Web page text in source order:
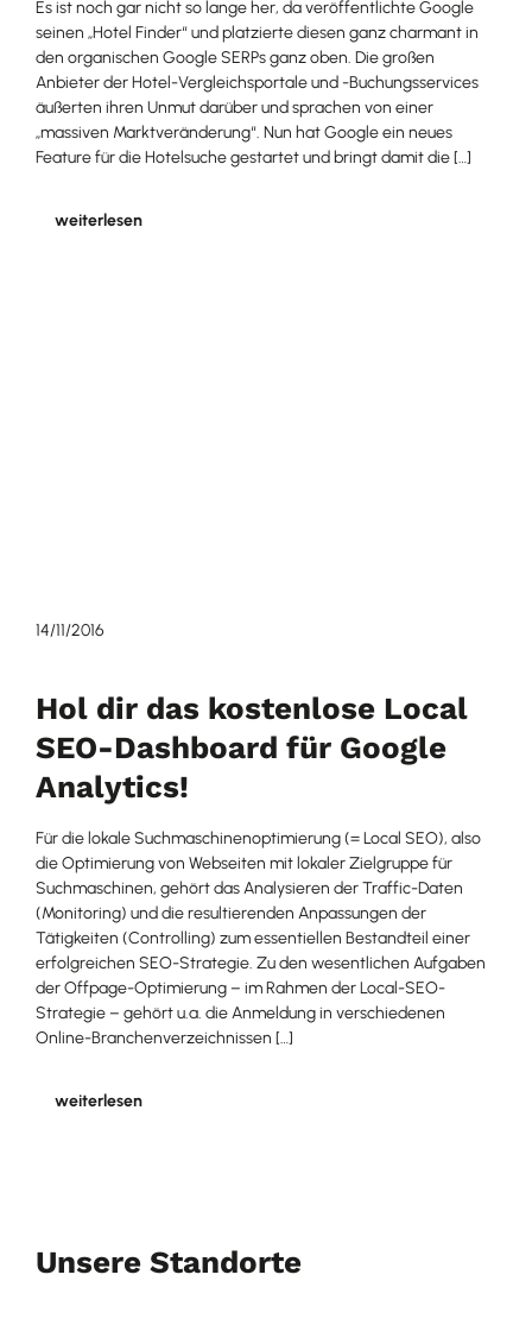
Es ist noch gar nicht so lange her, da veröffentlichte Google
seinen „Hotel Finder“ und platzierte diesen ganz charmant in
den organischen Google SERPs ganz oben. Die großen
Anbieter der Hotel-Vergleichsportale und -Buchungsservices
äußerten ihren Unmut darüber und sprachen von einer
„massiven Marktveränderung“. Nun hat Google ein neues
Feature für die Hotelsuche gestartet und bringt damit die […]
weiterlesen
14/11/2016
Hol dir das kostenlose Local
SEO-Dashboard für Google
Analytics!
Für die lokale Suchmaschinenoptimierung (= Local SEO), also
die Optimierung von Webseiten mit lokaler Zielgruppe für
Suchmaschinen, gehört das Analysieren der Traffic-Daten
(Monitoring) und die resultierenden Anpassungen der
Tätigkeiten (Controlling) zum essentiellen Bestandteil einer
erfolgreichen SEO-Strategie. Zu den wesentlichen Aufgaben
der Offpage-Optimierung – im Rahmen der Local-SEO-
Strategie – gehört u.a. die Anmeldung in verschiedenen
Online-Branchenverzeichnissen […]
weiterlesen
Unsere Standorte